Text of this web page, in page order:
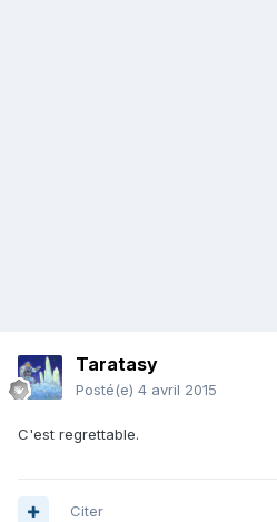
Taratasy
Posté(e) 4 avril 2015
C'est regrettable.
Citer